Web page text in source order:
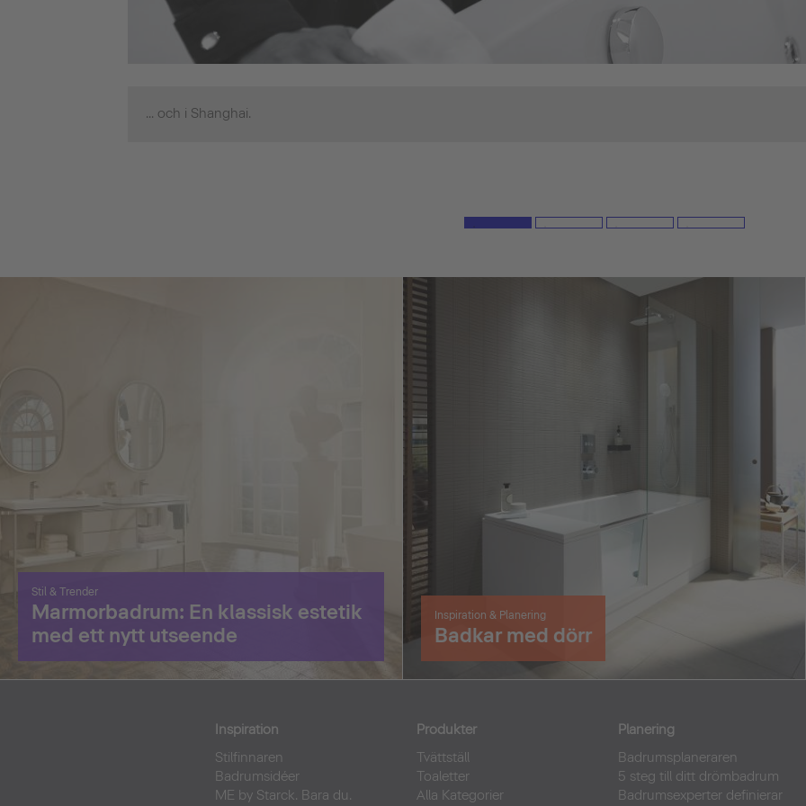
... och i Shanghai.
Stil & Trender
Marmorbadrum: En klassisk estetik
med ett nytt utseende
Inspiration & Planering
Badkar med dörr
Inspiration
Stilfinnaren
Badrumsidéer
ME by Starck. Bara du.
Produkter
Tvättställ
Toaletter
Alla Kategorier
Planering
Badrumsplaneraren
5 steg till ditt drömbadrum
Badrumsexperter definierar